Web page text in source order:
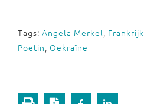
Tags: Angela Merkel, Frankrijk
Poetin, Oekraïne